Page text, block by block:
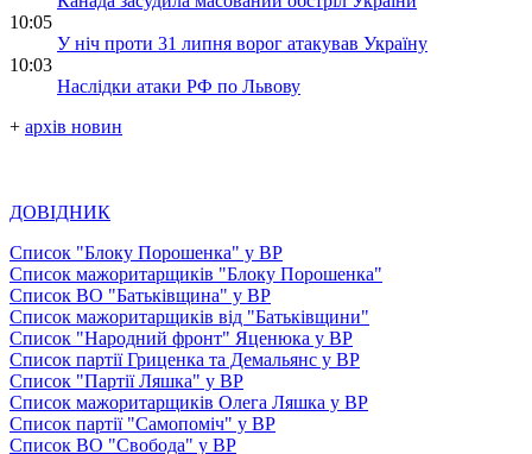
10:05
У ніч проти 31 липня ворог атакував Україну
10:03
Наслідки атаки РФ по Львову
+ архів новин
ДОВІДНИК
Список "Блоку Порошенка" у ВР
Список мажоритарщиків "Блоку Порошенка"
Список ВО "Батьківщина" у ВР
Список мажоритарщиків від "Батьківщини"
Список "Народний фронт" Яценюка у ВР
Список партії Гриценка та Демальянс у ВР
Список "Партії Ляшка" у ВР
Список мажоритарщиків Олега Ляшка у ВР
Список партії "Самопоміч" у ВР
Список ВО "Свобода" у ВР